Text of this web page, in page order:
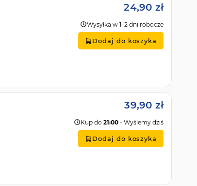
24,90 zł
Wysyłka w 1–2 dni robocze
Dodaj do koszyka
39,90 zł
Kup do 21:00 - Wyślemy dziś
Dodaj do koszyka